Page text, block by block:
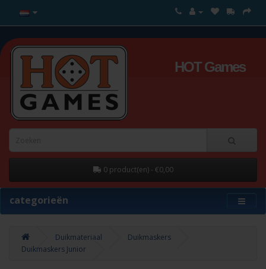
HOT Games
0 product(en) - €0,00
categorieën
Duikmateriaal
Duikmaskers
Duikmaskers Junior